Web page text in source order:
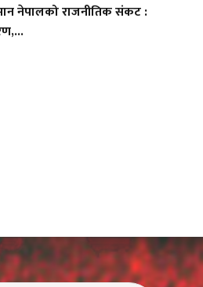
नेपालको राजनीतिक संकट :